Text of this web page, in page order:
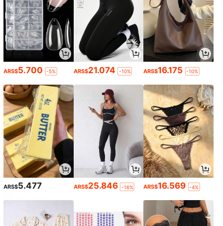
ARS$5.700 -5% ARS$21.074 -10% ARS$16.175 -10%
ARS$5.477 ARS$25.846 -16% ARS$16.569 -4%